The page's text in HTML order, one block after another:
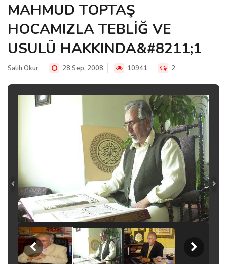
MAHMUD TOPTAŞ
HOCAMIZLA TEBLİĞ VE
USULÜ HAKKINDA&#8211;1
Salih Okur 28 Sep, 2008 10941 2